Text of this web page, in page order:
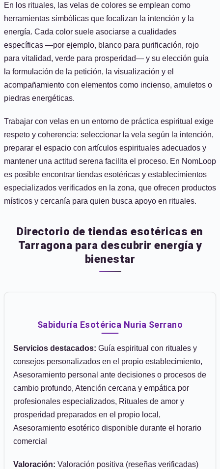
En los rituales, las velas de colores se emplean como
herramientas simbólicas que focalizan la intención y la
energía. Cada color suele asociarse a cualidades
específicas —por ejemplo, blanco para purificación, rojo
para vitalidad, verde para prosperidad— y su elección guía
la formulación de la petición, la visualización y el
acompañamiento con elementos como incienso, amuletos o
piedras energéticas.
Trabajar con velas en un entorno de práctica espiritual exige
respeto y coherencia: seleccionar la vela según la intención,
preparar el espacio con artículos espirituales adecuados y
mantener una actitud serena facilita el proceso. En NomLoop
es posible encontrar tiendas esotéricas y establecimientos
especializados verificados en la zona, que ofrecen productos
místicos y cercanía para quien busca apoyo en rituales.
Directorio de tiendas esotéricas en
Tarragona para descubrir energía y
bienestar
Sabiduría Esotérica Nuria Serrano
Servicios destacados: Guía espiritual con rituales y
consejos personalizados en el propio establecimiento,
Asesoramiento personal ante decisiones o procesos de
cambio profundo, Atención cercana y empática por
profesionales especializados, Rituales de amor y
prosperidad preparados en el propio local,
Asesoramiento esotérico disponible durante el horario
comercial
Valoración: Valoración positiva (reseñas verificadas)